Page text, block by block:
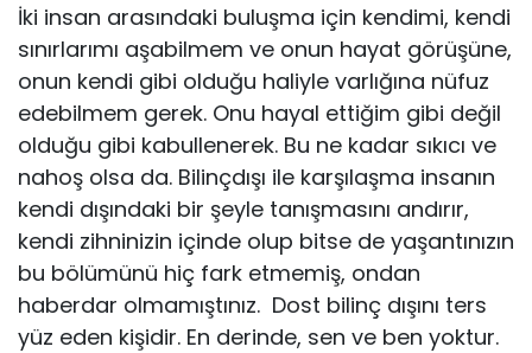
İki insan arasındaki buluşma için kendimi, kendi
sınırlarımı aşabilmem ve onun hayat görüşüne,
onun kendi gibi olduğu haliyle varlığına nüfuz
edebilmem gerek. Onu hayal ettiğim gibi değil
olduğu gibi kabullenerek. Bu ne kadar sıkıcı ve
nahoş olsa da. Bilinçdışı ile karşılaşma insanın
kendi dışındaki bir şeyle tanışmasını andırır,
kendi zihninizin içinde olup bitse de yaşantınızın
bu bölümünü hiç fark etmemiş, ondan
haberdar olmamıştınız. Dost bilinç dışını ters
yüz eden kişidir. En derinde, sen ve ben yoktur.